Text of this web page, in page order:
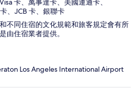
卡、萬事達卡、美國運通卡、
、JCB 卡、銀聯卡
不同住宿的文化規範和旅客規定會有所
由住宿業者提供。
Los Angeles International Airport